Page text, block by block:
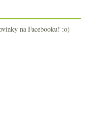
na Facebooku! :o)